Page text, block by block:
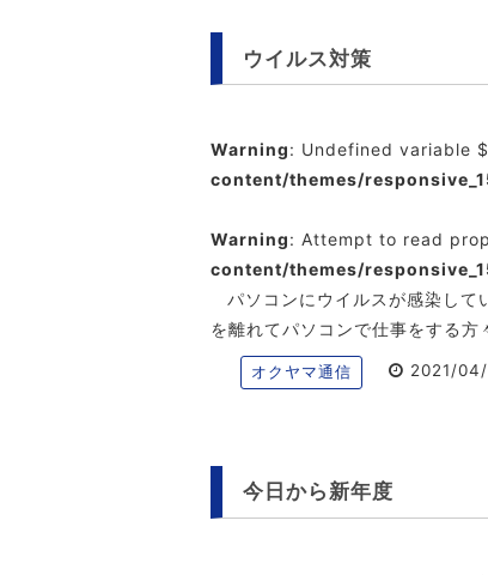
ウイルス対策
Warning: Undefined variable
content/themes/
Warning: Attempt to read
content/themes/
パソコンにウイルスが感染して
を離れてパソコンで仕事をする
オクヤマ通信 2021/
今日から新年度